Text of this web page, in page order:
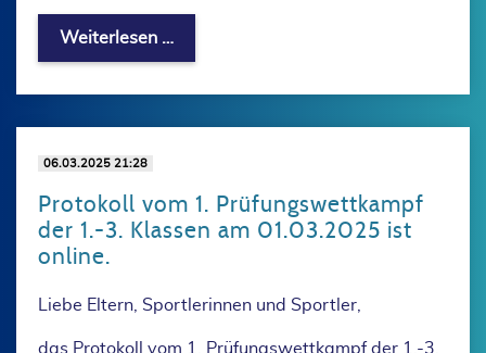
Weiterlesen …
06.03.2025 21:28
Protokoll vom 1. Prüfungswettkampf
der 1.-3. Klassen am 01.03.2025 ist
online.
Liebe Eltern, Sportlerinnen und Sportler,
das Protokoll vom 1. Prüfungswettkampf der 1.-3.